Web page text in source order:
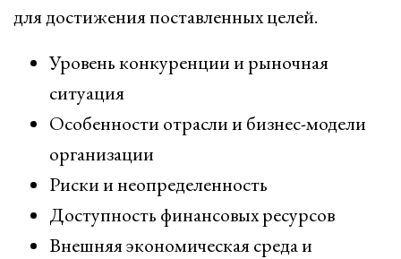
для достижения поставленных целей.
Уровень конкуренции и рыночная
ситуация
Особенности отрасли и бизнес-модели
организации
Риски и неопределенность
Доступность финансовых ресурсов
Внешняя экономическая среда и